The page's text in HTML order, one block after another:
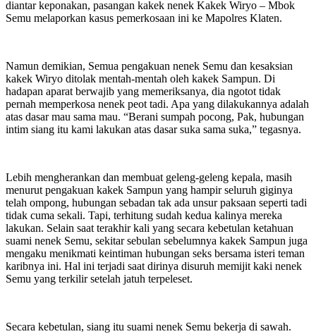
diantar keponakan, pasangan kakek nenek Kakek Wiryo – Mbok
Semu melaporkan kasus pemerkosaan ini ke Mapolres Klaten.
Namun demikian, Semua pengakuan nenek Semu dan kesaksian
kakek Wiryo ditolak mentah-mentah oleh kakek Sampun. Di
hadapan aparat berwajib yang memeriksanya, dia ngotot tidak
pernah memperkosa nenek peot tadi. Apa yang dilakukannya adalah
atas dasar mau sama mau. “Berani sumpah pocong, Pak, hubungan
intim siang itu kami lakukan atas dasar suka sama suka,” tegasnya.
Lebih mengherankan dan membuat geleng-geleng kepala, masih
menurut pengakuan kakek Sampun yang hampir seluruh giginya
telah ompong, hubungan sebadan tak ada unsur paksaan seperti tadi
tidak cuma sekali. Tapi, terhitung sudah kedua kalinya mereka
lakukan. Selain saat terakhir kali yang secara kebetulan ketahuan
suami nenek Semu, sekitar sebulan sebelumnya kakek Sampun juga
mengaku menikmati keintiman hubungan seks bersama isteri teman
karibnya ini. Hal ini terjadi saat dirinya disuruh memijit kaki nenek
Semu yang terkilir setelah jatuh terpeleset.
Secara kebetulan, siang itu suami nenek Semu bekerja di sawah.